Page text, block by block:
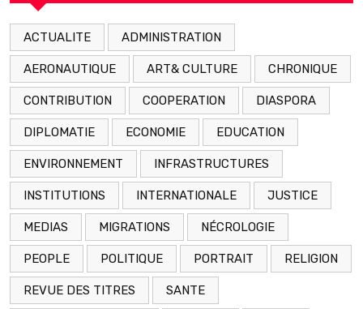
ACTUALITE ADMINISTRATION
AERONAUTIQUE ART& CULTURE CHRONIQUE
CONTRIBUTION COOPERATION DIASPORA
DIPLOMATIE ECONOMIE EDUCATION
ENVIRONNEMENT INFRASTRUCTURES
INSTITUTIONS INTERNATIONALE JUSTICE
MEDIAS MIGRATIONS NÉCROLOGIE
PEOPLE POLITIQUE PORTRAIT RELIGION
REVUE DES TITRES SANTE